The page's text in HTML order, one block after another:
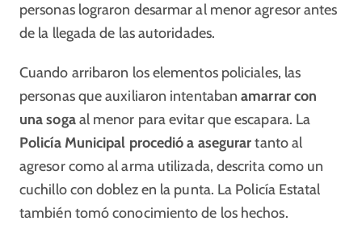
personas lograron desarmar al menor agresor antes
de la llegada de las autoridades.
Cuando arribaron los elementos policiales, las
personas que auxiliaron intentabanamarrar con
una sogaal menor para evitar que escapara. La
Policía Municipal procedió a asegurartanto al
agresor como al arma utilizada, descrita como un
cuchillo con doblez en la punta. La Policía Estatal
también tomó conocimiento de los hechos.